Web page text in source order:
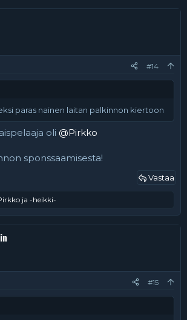
#14
paras nainen laitan palkinnon kiertoon
oli @Pirkko
sponssaamisesta!
Vastaa
ja -heikki-
#15